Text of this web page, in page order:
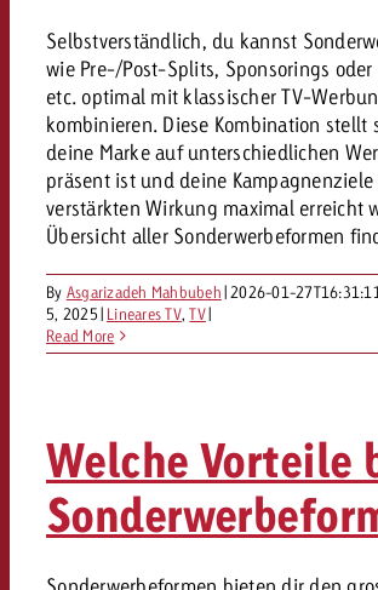
Selbstverständlich, du kannst
wie Pre-/Post-Splits, Sponsorings oder
etc. optimal mit klassischer TV-
kombinieren. Diese Kombination stellt
deine Marke auf unterschiedlichen
präsent ist und deine
verstärkten Wirkung maximal erreicht
Übersicht aller Sonderwerbeformen
By Asgarizadeh Mahbubeh| 2026-01-
5, 2025| Lineares TV,TV|
Read More
Welche Vorteile